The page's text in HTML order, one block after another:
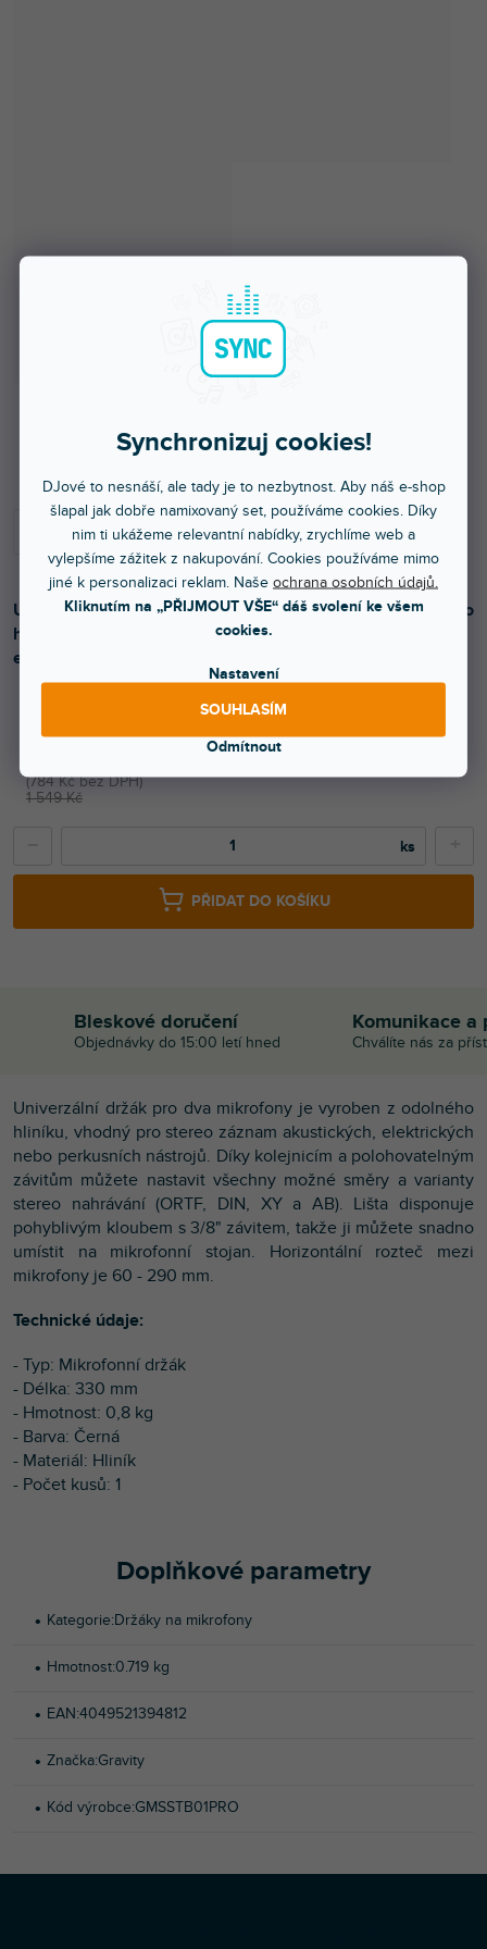
Synchronizuj cookies!
DJové to nesnáší, ale tady je to nezbytnost. Aby náš e-shop
šlapal jak dobře namixovaný set, používáme cookies. Díky
nim ti ukážeme relevantní nabídky, zrychlíme web a
vylepšíme zážitek z nakupování. Cookies používáme mimo
jiné k personalizaci reklam. Naše ochrana osobních údajů.
Kliknutím na „PŘIJMOUT VŠE“ dáš svolení ke všem
cookies.
Nastavení
Odmítnout
SOUHLASÍM
1 549 Kč
784 Kč bez DPH
Skladem na prodejně
PŘIDAT DO KOŠÍKU
Univerzální držák pro dva mikrofony je vyroben z odolného
hliníku, vhodný pro stereo záznam akustických,
elektrických nebo perkusních nástrojů.
Bleskové doručení
Objednávky do 15:00 letí hned
Komunikace a
Chválíte nás za
Univerzální držák pro dva mikrofony je vyroben z odolného
hliníku, vhodný pro stereo záznam akustických, elektrických
nebo perkusních nástrojů. Díky kolejnicím a polohovatelným
závitům můžete nastavit všechny možné směry a varianty
stereo nahrávání (ORTF, DIN, XY a AB). Lišta disponuje
pohyblivým kloubem s 3/8" závitem, takže ji můžete snadno
umístit na mikrofonní stojan. Horizontální rozteč mezi
mikrofony je 60 - 290 mm.
Technické údaje:
- Typ: Mikrofonní držák
- Délka: 330 mm
- Hmotnost: 0,8 kg
- Barva: Černá
- Materiál: Hliník
- Počet kusů: 1
Doplňkové parametry
Kategorie:Držáky na mikrofony
Hmotnost:0.719 kg
EAN:4049521394812
Značka:Gravity
Kód výrobce:GMSSTB01PRO